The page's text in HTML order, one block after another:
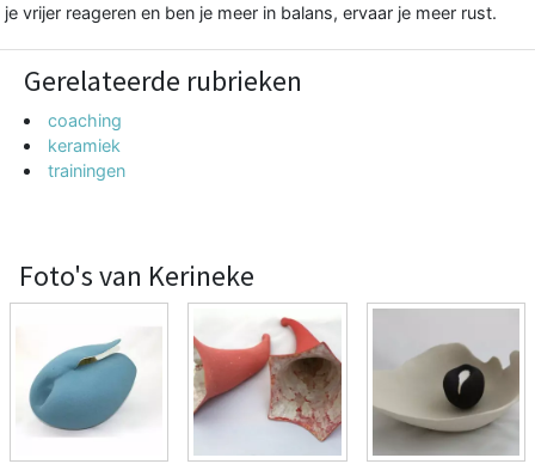
je vrijer reageren en ben je meer in balans, ervaar je meer rust.
Gerelateerde rubrieken
coaching
keramiek
trainingen
Foto's van Kerineke